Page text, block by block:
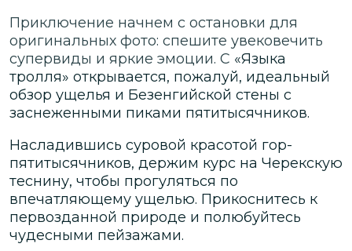
Приключение начнем с остановки для
оригинальных фото: спешите увековечить
супервиды и яркие эмоции. С «Языка
тролля» открывается, пожалуй, идеальный
обзор ущелья и Безенгийской стены с
заснеженными пиками пятитысячников.
Насладившись суровой красотой гор-
пятитысячников, держим курс на Черекскую
теснину, чтобы прогуляться по
впечатляющему ущелью. Прикоснитесь к
первозданной природе и полюбуйтесь
чудесными пейзажами.